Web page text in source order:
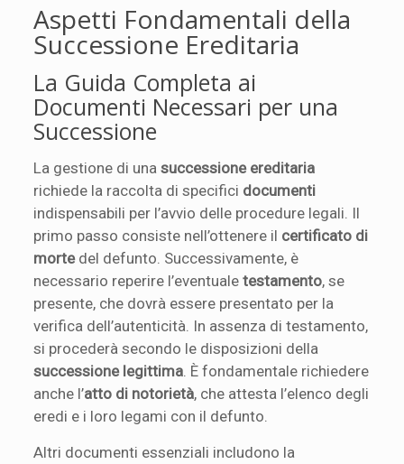
Aspetti Fondamentali della
Successione Ereditaria
La Guida Completa ai
Documenti Necessari per una
Successione
La gestione di unasuccessione ereditaria
richiede la raccolta di specifici documenti
indispensabili per l’avvio delle procedure legali. Il
primo passo consiste nell’ottenere il certificato di
mortedel defunto. Successivamente, è
necessario reperire l’eventualetestamento, se
presente, che dovrà essere presentato per la
verifica dell’autenticità. In assenza di testamento,
si procederà secondo le disposizioni della
successione legittima . È fondamentale richiedere
anche l’atto di notorietà, che attesta l’elenco degli
eredi e i loro legami con il defunto.
Altri documenti essenziali includono la